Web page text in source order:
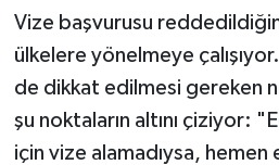
Vize başvurusu
ülkelere yönelmeye
de dikkat edilmesi gereken
şu noktaların altını çiziyor:
için vize alamadıysa, hemen